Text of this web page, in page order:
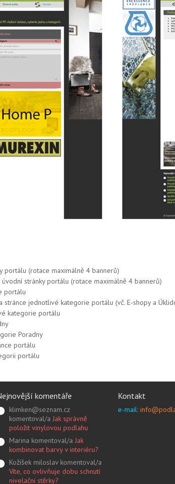
portálu (rotace maximálně 4 bannerů)
stránky portálu (rotace maximálně 4 bannerů)
portálu
stránce jednotlivé kategorie portálu (vč. E-shopy a
kategorie portálu
Poradny
portálu
portálu
komentáře
klimken@seznam.cz
komentoval/a Jak správně
položit vinylovou podlahu
Marina komentoval/a Jak
kombinovat barvy v interiéru?
Kožíšek miloslav komentoval/a
Víte, co ovlivňuje dobu schnutí
nivelační stěrky?
Kontakt
e-mail: